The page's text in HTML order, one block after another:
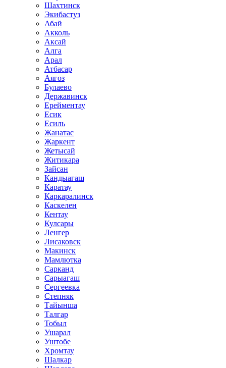
Шахтинск
Экибастуз
Абай
Акколь
Аксай
Алга
Арал
Атбасар
Аягоз
Булаево
Державинск
Ерейментау
Есик
Есиль
Жанатас
Жаркент
Жетысай
Житикара
Зайсан
Кандыагаш
Каратау
Каркаралинск
Каскелен
Кентау
Кулсары
Ленгер
Лисаковск
Макинск
Мамлютка
Сарканд
Сарыагаш
Сергеевка
Степняк
Тайынша
Талгар
Тобыл
Ушарал
Уштобе
Хромтау
Шалкар